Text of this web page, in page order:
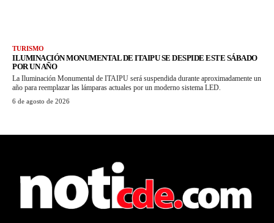
TURISMO
ILUMINACIÓN MONUMENTAL DE ITAIPU SE DESPIDE ESTE SÁBADO
POR UN AÑO
La Iluminación Monumental de ITAIPU será suspendida durante aproximadamente un
año para reemplazar las lámparas actuales por un moderno sistema LED.
6 de agosto de 2026